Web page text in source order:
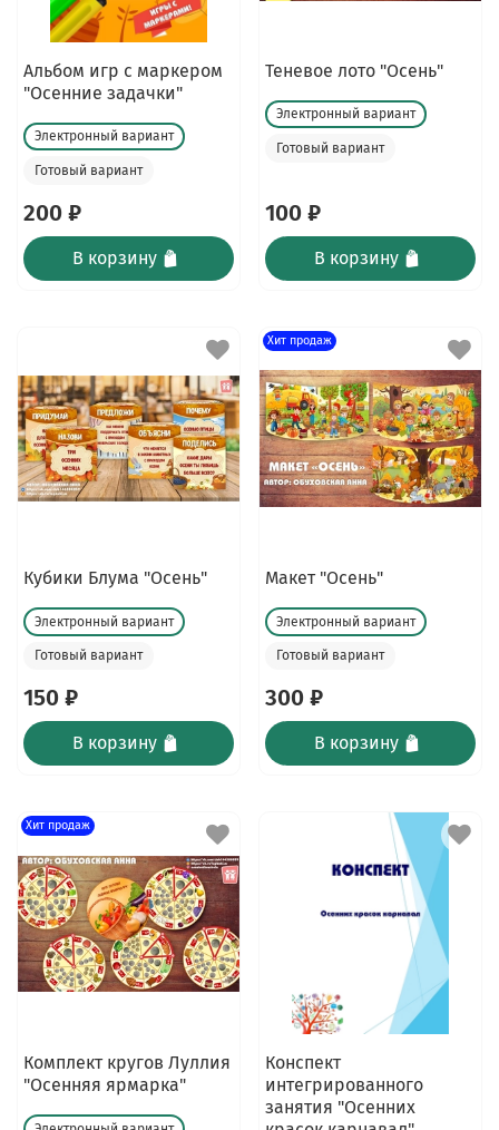
Альбом игр с маркером
"Осенние задачки"
Электронный вариант
Готовый вариант
200 ₽
В корзину
Теневое лото "Осень"
Электронный вариант
Готовый вариант
100 ₽
В корзину
Кубики Блума "Осень"
Электронный вариант
Готовый вариант
150 ₽
В корзину
Хит продаж
Макет "Осень"
Электронный вариант
Готовый вариант
300 ₽
В корзину
Хит продаж
Комплект кругов Луллия
"Осенняя ярмарка"
Конспект
интегрированного
занятия "Осенних